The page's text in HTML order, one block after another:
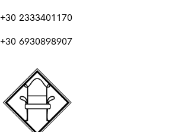
+30 2333401170
+30 6930898907